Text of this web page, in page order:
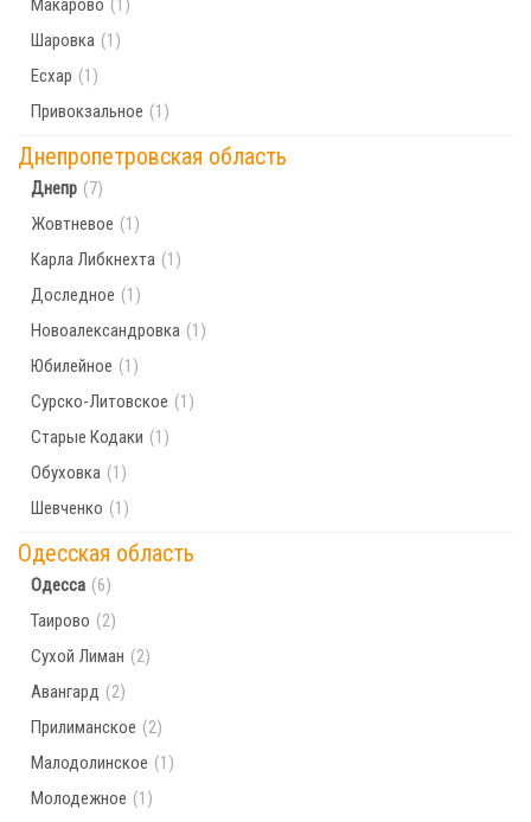
Макарово (1)
Шаровка (1)
Есхар (1)
Привокзальное (1)
Днепропетровская область
Днепр (7)
Жовтневое (1)
Карла Либкнехта (1)
Доследное (1)
Новоалександровка (1)
Юбилейное (1)
Сурско-Литовское (1)
Старые Кодаки (1)
Обуховка (1)
Шевченко (1)
Одесская область
Одесса (6)
Таирово (2)
Сухой Лиман (2)
Авангард (2)
Прилиманское (2)
Малодолинское (1)
Молодежное (1)